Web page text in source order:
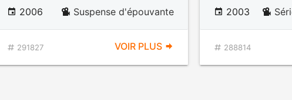
2006 Suspense d'épouvante
291827 VOIR PLUS
2003
288814